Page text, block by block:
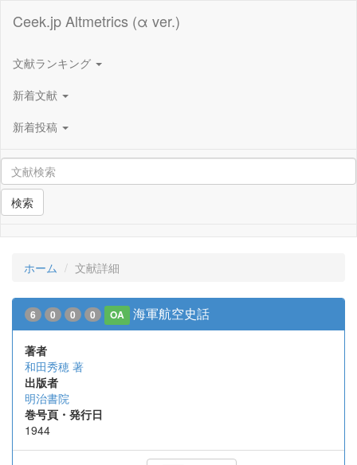
Ceek.jp Altmetrics (α ver.)
文献ランキング
新着文献
新着投稿
検索
ホーム 文献詳細
6 0 0 0 OA 海軍航空史話
著者
和田秀穂 著
出版者
明治書院
巻号頁・発行日
1944